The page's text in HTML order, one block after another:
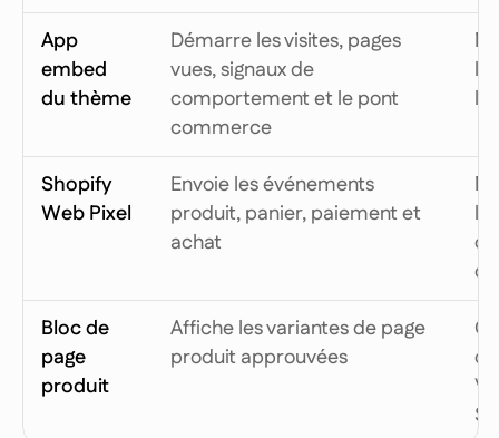
App
embed
du thème
Démarre les visites, pages
vues, signaux de
comportement et le pont
commerce
la
Shopify
Web Pixel
Envoie les événements
produit, panier, paiement et
achat
Bloc de
page
produit
Affiche les variantes de page
produit approuvées